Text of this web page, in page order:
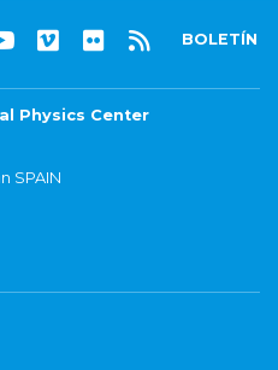
BOLETÍN
Physics Center
SPAIN